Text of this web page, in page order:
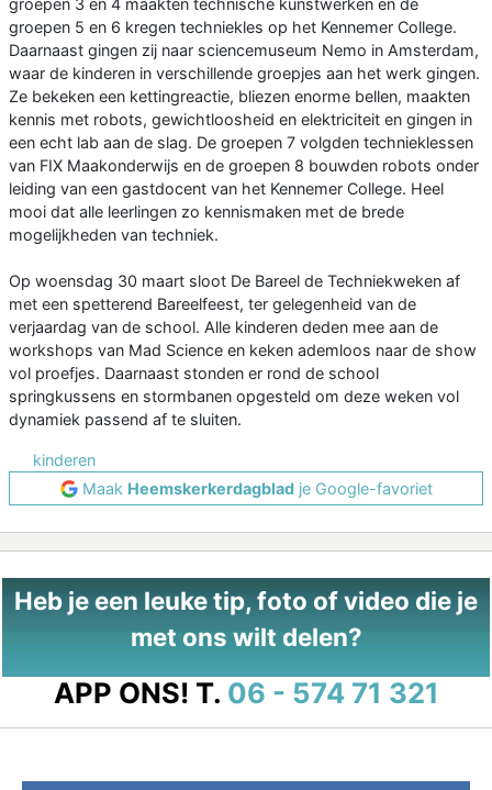
groepen 3 en 4 maakten technische kunstwerken en de
groepen 5 en 6 kregen techniekles op het Kennemer College.
Daarnaast gingen zij naar sciencemuseum Nemo in Amsterdam,
waar de kinderen in verschillende groepjes aan het werk gingen.
Ze bekeken een kettingreactie, bliezen enorme bellen, maakten
kennis met robots, gewichtloosheid en elektriciteit en gingen in
een echt lab aan de slag. De groepen 7 volgden technieklessen
van FIX Maakonderwijs en de groepen 8 bouwden robots onder
leiding van een gastdocent van het Kennemer College. Heel
mooi dat alle leerlingen zo kennismaken met de brede
mogelijkheden van techniek.
Op woensdag 30 maart sloot De Bareel de Techniekweken af
met een spetterend Bareelfeest, ter gelegenheid van de
verjaardag van de school. Alle kinderen deden mee aan de
workshops van Mad Science en keken ademloos naar de show
vol proefjes. Daarnaast stonden er rond de school
springkussens en stormbanen opgesteld om deze weken vol
dynamiek passend af te sluiten.
kinderen
Maak Heemskerkerdagbladje Google-favoriet
Heb je een leuke tip, foto of video die je
met ons wilt delen?
APP ONS! T. 06 - 574 71 321